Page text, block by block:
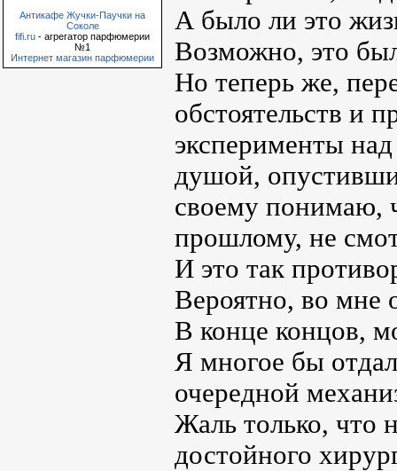
Антикафе Жучки-Паучки на
Соколе
fifi.ru - агрегатор парфюмерии
№1
Интернет магазин парфюмерии
А было ли это
Возможно, это
Но теперь же,
обстоятельств и
эксперименты
душой,
своему понимаю,
прошлому, не
И это так
Вероятно, во мне
В конце концов,
Я многое бы
очередной
Жаль только, что
достойного